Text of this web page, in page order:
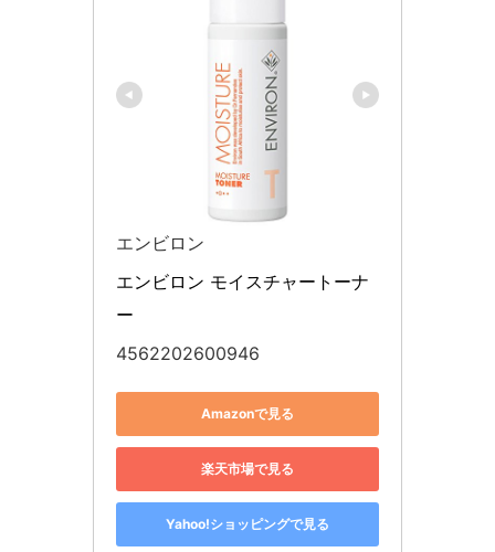
エンビロン
エンビロン モイスチャートーナ
ー
4562202600946
Amazonで見る
楽天市場で見る
Yahoo!ショッピングで見る